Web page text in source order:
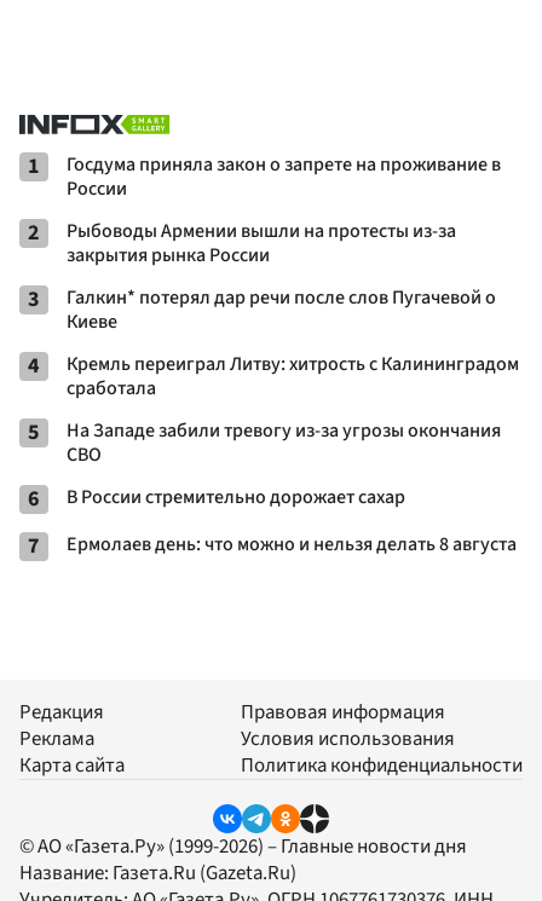
1
Госдума приняла закон о запрете на проживание в
России
2
Рыбоводы Армении вышли на протесты из-за
закрытия рынка России
3
Галкин* потерял дар речи после слов Пугачевой о
Киеве
4
Кремль переиграл Литву: хитрость с Калининградом
сработала
5
На Западе забили тревогу из-за угрозы окончания
СВО
6 В России стремительно дорожает сахар
7 Ермолаев день: что можно и нельзя делать 8 августа
Редакция
Реклама
Карта сайта
Правовая информация
Условия использования
Политика конфиденциальности
© АО «Газета.Ру» (1999-2026) – Главные новости дня
Название: Газета.Ru (Gazeta.Ru)